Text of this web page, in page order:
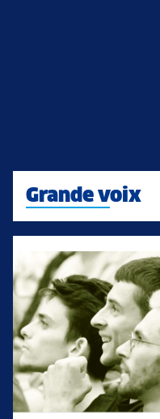
Grande voix